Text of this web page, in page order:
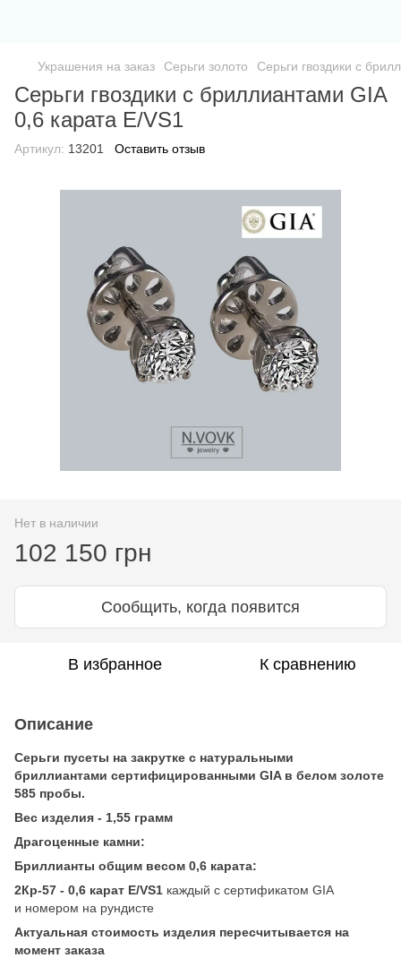
Украшения на заказ Серьги золото Серьги гвоздики с
Серьги гвоздики с бриллиантами GIA
0,6 карата Е/VS1
Артикул: 13201 Оставить отзыв
Нет в наличии
102 150 грн
Сообщить, когда появится
В избранное К сравнению
Описание
Серьги пусеты на закрутке с натуральными
бриллиантами сертифицированными GIA в белом золоте
585 пробы.
Вес изделия - 1,55 грамм
Драгоценные камни:
Бриллианты общим весом 0,6 карата:
2Кр-57 - 0,6 карат Е/VS1 каждый с сертификатом GIA
и номером на рундисте
Актуальная стоимость изделия пересчитывается на
момент заказа